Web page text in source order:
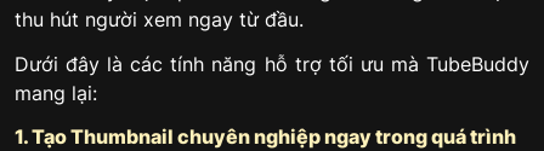
thu hút người xem ngay từ đầu.
Dưới đây là các tính năng hỗ trợ tối ưu mà TubeBuddy
mang lại:
1. Tạo Thumbnail chuyên nghiệp ngay trong quá trình